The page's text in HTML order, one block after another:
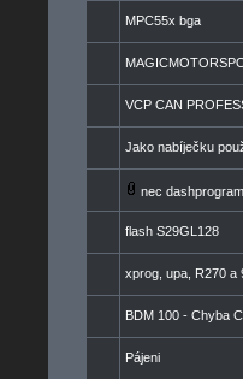
MPC55x bga
VCP CAN
Jako nabíječku
nec
flash S29GL128
xprog, upa, R270 a
BDM 100 - Chyba
Pájeni